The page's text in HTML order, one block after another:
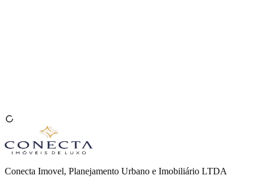
Conecta Imovel, Planejamento Urbano e Imobiliário LTDA